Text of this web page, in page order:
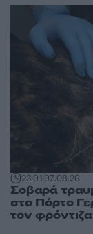
23:0107.08.26
Σοβαρά
στο Πόρτο
τον